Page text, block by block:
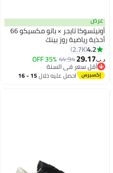
32
عرض
أونيتسوكا تايجر × باتو مكسيكو 66
أحذية رياضية روز بينك
4.2
2.7K
د.ب‏29.17
44.94
35% OFF
أقل سعر في السنة
أقل سعر في السنة
احصل عليه خلال 15 - 16